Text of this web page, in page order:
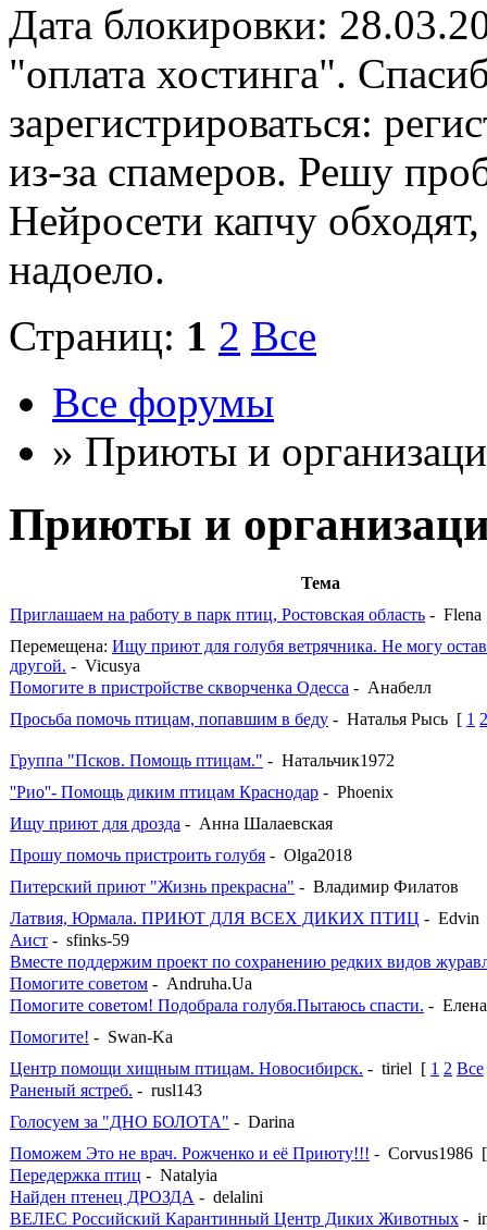
Дата блокировки:
"оплата хостинга".
зарегистрироваться:
из-за спамеров. Решу
Нейросети капчу
надоело.
Страниц: 1 2 Все
Все форумы
» Приюты и
Приюты и
Тема
Приглашаем на работу в парк птиц, Ростовская область - Flena
Перемещена: Ищу приют для голубя ветрячника. Не могу
другой. - Vicusya
Помогите в пристройстве скворченка Одесса - Анабелл
Просьба помочь птицам, попавшим в беду - Наталья Рысь [ 1 2
Группа "Псков. Помощь птицам." - Натальчик1972
''Рио''- Помощь диким птицам Краснодар - Phoenix
Ищу приют для дрозда - Анна Шалаевская
Прошу помочь пристроить голубя - Olga2018
Питерский приют "Жизнь прекрасна" - Владимир Филатов
Латвия, Юрмала. ПРИЮТ ДЛЯ ВСЕХ ДИКИХ ПТИЦ - Edvin
Аист - sfinks-59
Вместе поддержим проект по сохранению редких видов
Помогите советом - Andruha.Ua
Помогите советом! Подобрала голубя.Пытаюсь спасти. -
Помогите! - Swan-Ka
Центр помощи хищным птицам. Новосибирск. - tiriel [ 1 2 Все
Раненый ястреб. - rusl143
Голосуем за "ДНО БОЛОТА" - Darina
Поможем Это не врач. Рожченко и её Приюту!!! - Corvus1986
Передержка птиц - Natalyia
Найден птенец ДРОЗДА - delalini
ВЕЛЕС Российский Карантинный Центр Диких Животных -